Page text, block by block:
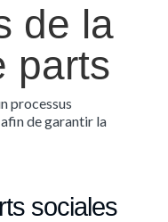
de la
parts
processus
de garantir la
sociales